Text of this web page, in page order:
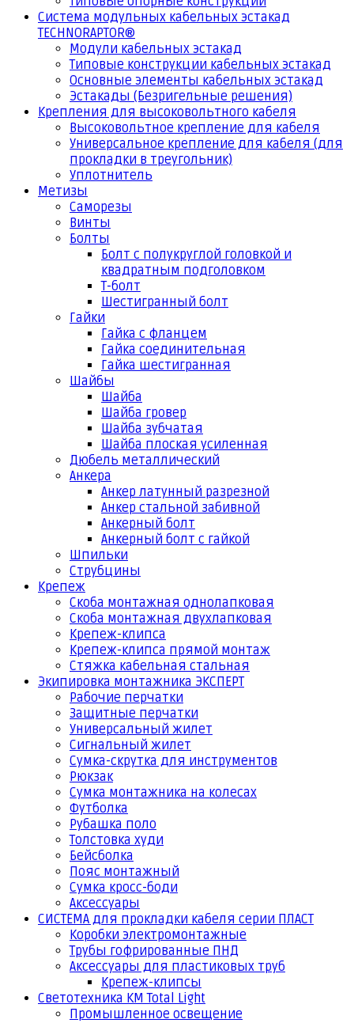
Система модульных кабельных эстакад
TECHNORAPTOR®
Модули кабельных эстакад
Типовые конструкции кабельных эстакад
Основные элементы кабельных эстакад
Эстакады (Безригельные решения)
Крепления для высоковольтного кабеля
Высоковольтное крепление для кабеля
Универсальное крепление для кабеля (для
прокладки в треугольник)
Уплотнитель
Метизы
Саморезы
Винты
Болты
Болт с полукруглой головкой и
квадратным подголовком
Т-болт
Шестигранный болт
Гайки
Гайка с фланцем
Гайка соединительная
Гайка шестигранная
Шайбы
Шайба
Шайба гровер
Шайба зубчатая
Шайба плоская усиленная
Дюбель металлический
Анкера
Анкер латунный разрезной
Анкер стальной забивной
Анкерный болт
Анкерный болт с гайкой
Шпильки
Струбцины
Крепеж
Скоба монтажная однолапковая
Скоба монтажная двухлапковая
Крепеж-клипса
Крепеж-клипса прямой монтаж
Стяжка кабельная стальная
Экипировка монтажника ЭКСПЕРТ
Рабочие перчатки
Защитные перчатки
Универсальный жилет
Сигнальный жилет
Сумка-скрутка для инструментов
Рюкзак
Сумка монтажника на колесах
Футболка
Рубашка поло
Толстовка худи
Бейсболка
Пояс монтажный
Сумка кросс-боди
Аксессуары
СИСТЕМА для прокладки кабеля серии ПЛАСТ
Коробки электромонтажные
Трубы гофрированные ПНД
Аксессуары для пластиковых труб
Крепеж-клипсы
Светотехника КМ Total Light
Промышленное освещение